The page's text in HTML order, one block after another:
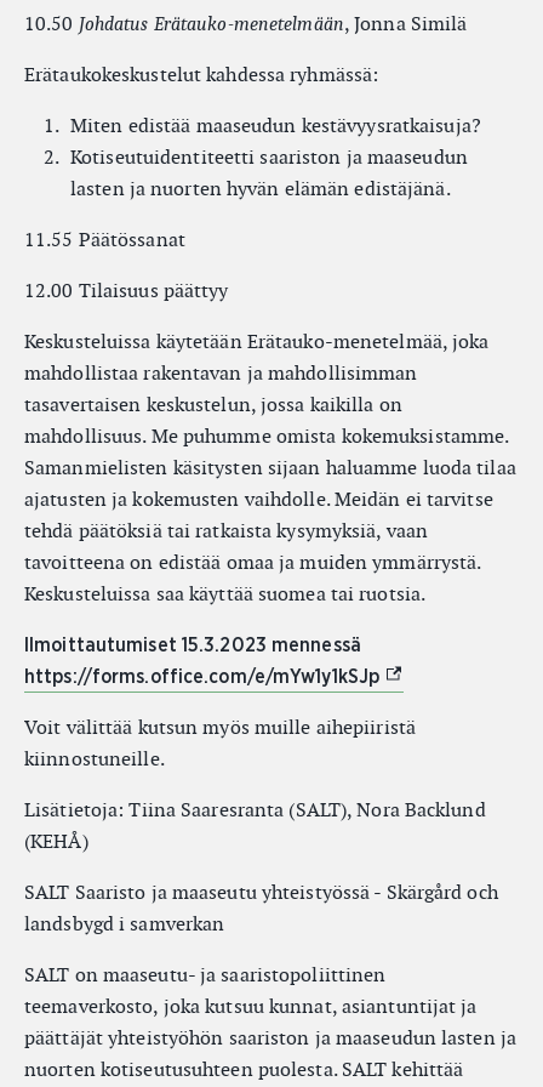
10.50 Johdatus Erätauko-menetelmään, Jonna Similä
Erätaukokeskustelut kahdessa ryhmässä:
Miten edistää maaseudun kestävyysratkaisuja?
Kotiseutuidentiteetti saariston ja maaseudun
lasten ja nuorten hyvän elämän edistäjänä.
11.55 Päätössanat
12.00 Tilaisuus päättyy
Keskusteluissa käytetään Erätauko-menetelmää, joka
mahdollistaa rakentavan ja mahdollisimman
tasavertaisen keskustelun, jossa kaikilla on
mahdollisuus. Me puhumme omista kokemuksistamme.
Samanmielisten käsitysten sijaan haluamme luoda tilaa
ajatusten ja kokemusten vaihdolle. Meidän ei tarvitse
tehdä päätöksiä tai ratkaista kysymyksiä, vaan
tavoitteena on edistää omaa ja muiden ymmärrystä.
Keskusteluissa saa käyttää suomea tai ruotsia.
Ilmoittautumiset 15.3.2023 mennessä
https://forms.office.com/e/mYw1y1kSJp (Ulkoinen linkki)
Voit välittää kutsun myös muille aihepiiristä
kiinnostuneille.
Lisätietoja: Tiina Saaresranta (SALT), Nora Backlund
(KEHÅ)
SALT Saaristo ja maaseutu yhteistyössä - Skärgård och
landsbygd i samverkan
SALT on maaseutu- ja saaristopoliittinen
teemaverkosto, joka kutsuu kunnat, asiantuntijat ja
päättäjät yhteistyöhön saariston ja maaseudun lasten ja
nuorten kotiseutusuhteen puolesta. SALT kehittää